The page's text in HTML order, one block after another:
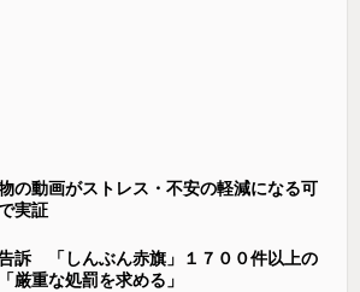
の動画がストレス・不安の軽減になる可
実証
告訴 「しんぶん赤旗」１７００件以上の
重な処罰を求める」